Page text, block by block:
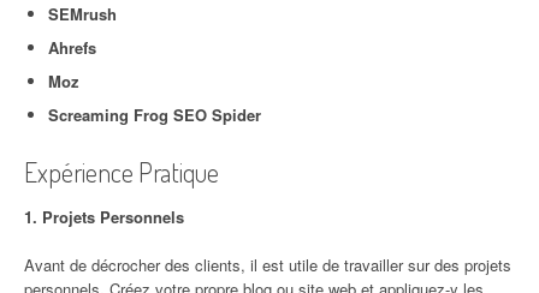
SEMrush
Ahrefs
Moz
Screaming Frog SEO Spider
Expérience Pratique
1. Projets Personnels
Avant de décrocher des clients, il est utile de travailler sur des projets